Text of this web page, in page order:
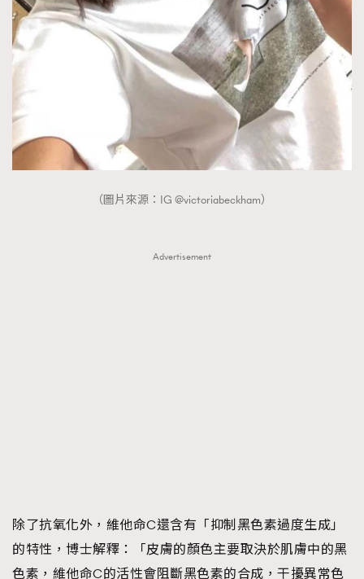
（圖片來源：IG @victoriabeckham）
Advertisement
除了抗氧化外，維他命C還含有「抑制黑色素過度生成」
的特性，博士解釋：「皮膚的顏色主要取決於肌膚中的黑
色素，維他命C的活性會阻斷黑色素的合成，干擾異常色